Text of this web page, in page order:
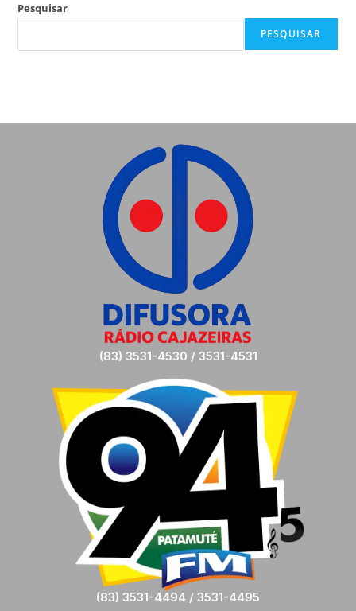
Pesquisar
PESQUISAR
(83) 3531-4530 / 3531-4531
(83) 3531-4494 / 3531-4495